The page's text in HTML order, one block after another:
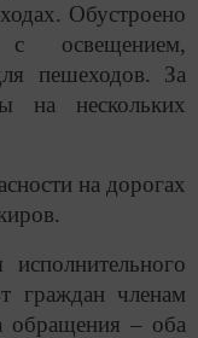
Обустроено
освещением,
пешеходов. За
на нескольких
на дорогах
граждан членам
обращения – оба